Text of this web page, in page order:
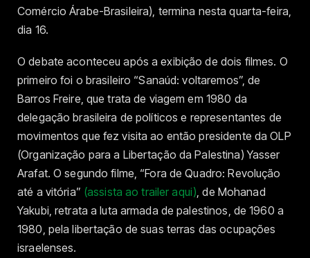
Comércio Árabe-Brasileira), termina nesta quarta-feira,
dia 16.
O debate aconteceu após a exibição de dois filmes. O
primeiro foi o brasileiro “Sanaúd: voltaremos”, de
Barros Freire, que trata de viagem em 1980 da
delegação brasileira de políticos e representantes de
movimentos que fez visita ao então presidente da OLP
(Organização para a Libertação da Palestina) Yasser
Arafat. O segundo filme, “Fora de Quadro: Revolução
até a vitória” (assista ao trailer aqui), de Mohanad
Yakubi, retrata a luta armada de palestinos, de 1960 a
1980, pela libertação de suas terras das ocupações
israelenses.